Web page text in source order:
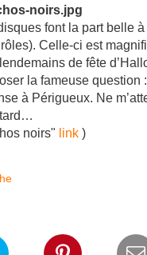
font la part belle à
Celle-ci est
de fête
la fameuse question
à Périgueux. Ne
noirs" link )